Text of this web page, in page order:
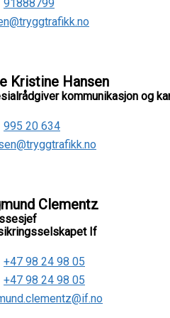
91888799
Kristine Hansen
kommunikasjon og
995 20 634
Clementz
If
+47 98 24 98 05
+47 98 24 98 05